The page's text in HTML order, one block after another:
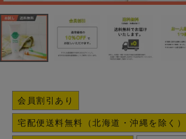
会員割引あり
宅配便送料無料（北海道・沖縄を除く）